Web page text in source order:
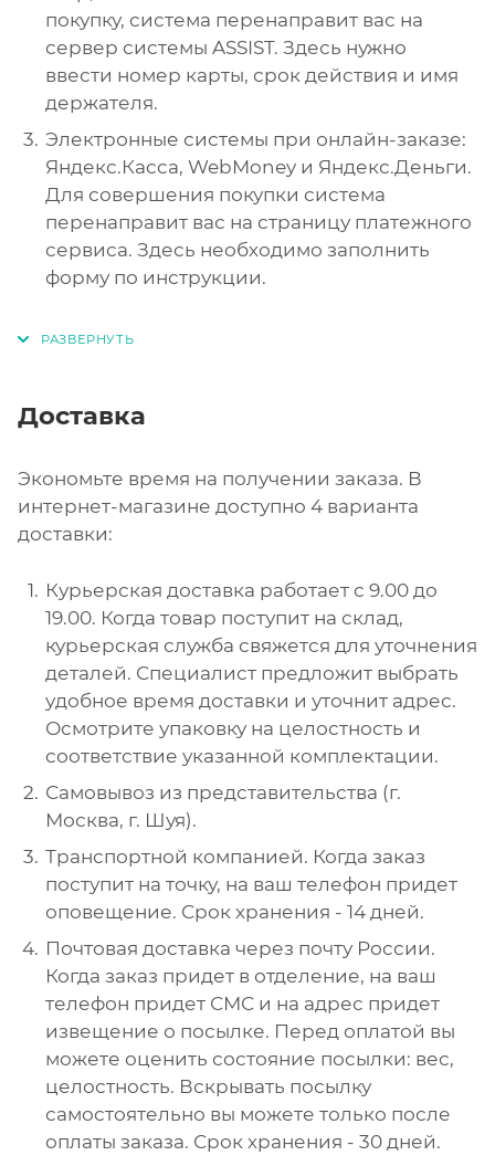
покупку, система перенаправит вас на
сервер системы ASSIST. Здесь нужно
ввести номер карты, срок действия и имя
держателя.
Электронные системы при онлайн-заказе:
Яндекс.Касса, WebMoney и Яндекс.Деньги.
Для совершения покупки система
перенаправит вас на страницу платежного
сервиса. Здесь необходимо заполнить
форму по инструкции.
Доставка
Экономьте время на получении заказа. В
интернет-магазине доступно 4 варианта
доставки:
Курьерская доставка работает с 9.00 до
19.00. Когда товар поступит на склад,
курьерская служба свяжется для уточнения
деталей. Специалист предложит выбрать
удобное время доставки и уточнит адрес.
Осмотрите упаковку на целостность и
соответствие указанной комплектации.
Самовывоз из представительства (г.
Москва, г. Шуя).
Транспортной компанией. Когда заказ
поступит на точку, на ваш телефон придет
оповещение. Срок хранения - 14 дней.
Почтовая доставка через почту России.
Когда заказ придет в отделение, на ваш
телефон придет СМС и на адрес придет
извещение о посылке. Перед оплатой вы
можете оценить состояние посылки: вес,
целостность. Вскрывать посылку
самостоятельно вы можете только после
оплаты заказа. Срок хранения - 30 дней.